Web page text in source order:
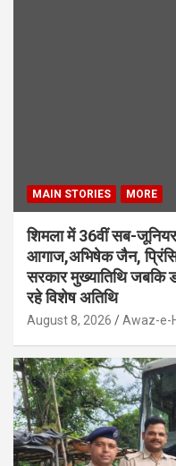
MAIN STORIES MORE
शिमला में 36वीं सब-जूनियर
आगाज,अभिषेक जैन,
सरकार मुख्यातिथि जबकि
रहे विशेष अतिथि
August 8, 2026 Awaz-e-